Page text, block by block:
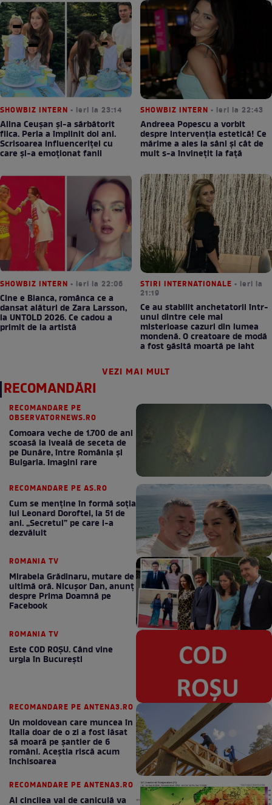
SHOWBIZ INTERN • ieri la 23:14
Alina Ceușan și-a sărbătorit
fiica. Perla a împlinit doi ani.
Scrisoarea influenceriței cu
care și-a emoționat fanii
SHOWBIZ INTERN • ieri la 22:43
Andreea Popescu a vorbit
despre intervenția estetică! Ce
mărime a ales la sâni și cât de
mult s-a învinețit la față
SHOWBIZ INTERN • ieri la 22:06
Cine e Bianca, românca ce a
dansat alături de Zara Larsson,
la UNTOLD 2026. Ce cadou a
primit de la artistă
STIRI INTERNATIONALE • ieri la
21:19
Ce au stabilit anchetatorii într-
unul dintre cele mai
misterioase cazuri din lumea
mondenă. O creatoare de modă
a fost găsită moartă pe iaht
VEZI MAI MULT
RECOMANDĂRI
RECOMANDARE PE
OBSERVATORNEWS.RO
Comoara veche de 1.700 de ani
scoasă la iveală de seceta de
pe Dunăre, între România şi
Bulgaria. Imagini rare
RECOMANDARE PE AS.RO
Cum se menţine în formă soţia
lui Leonard Doroftei, la 51 de
ani. „Secretul” pe care l-a
dezvăluit
ROMANIA TV
Mirabela Grădinaru, mutare de
ultimă oră. Nicuşor Dan, anunţ
despre Prima Doamnă pe
Facebook
ROMANIA TV
Este COD ROŞU. Când vine
urgia în Bucureşti
RECOMANDARE PE ANTENA3.RO
Un moldovean care muncea în
Italia doar de o zi a fost lăsat
să moară pe şantier de 6
români. Aceștia riscă acum
închisoarea
RECOMANDARE PE ANTENA3.RO
Al cincilea val de caniculă va